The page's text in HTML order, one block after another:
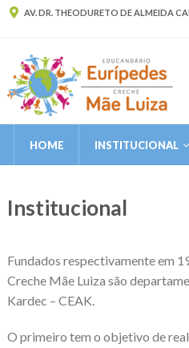
AV. DR. THEODURETO DE ALMEIDA
HOME INSTITUCIONAL
Institucional
Fundados respectivamente em
Creche Mãe Luiza são
Kardec – CEAK.
O primeiro tem o objetivo de